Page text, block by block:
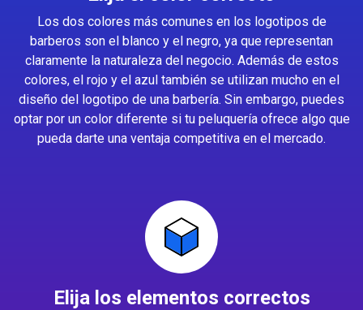
Los dos colores más comunes en los logotipos de
barberos son el blanco y el negro, ya que representan
claramente la naturaleza del negocio. Además de estos
colores, el rojo y el azul también se utilizan mucho en el
diseño del logotipo de una barbería. Sin embargo, puedes
optar por un color diferente si tu peluquería ofrece algo que
pueda darte una ventaja competitiva en el mercado.
Elija los elementos correctos